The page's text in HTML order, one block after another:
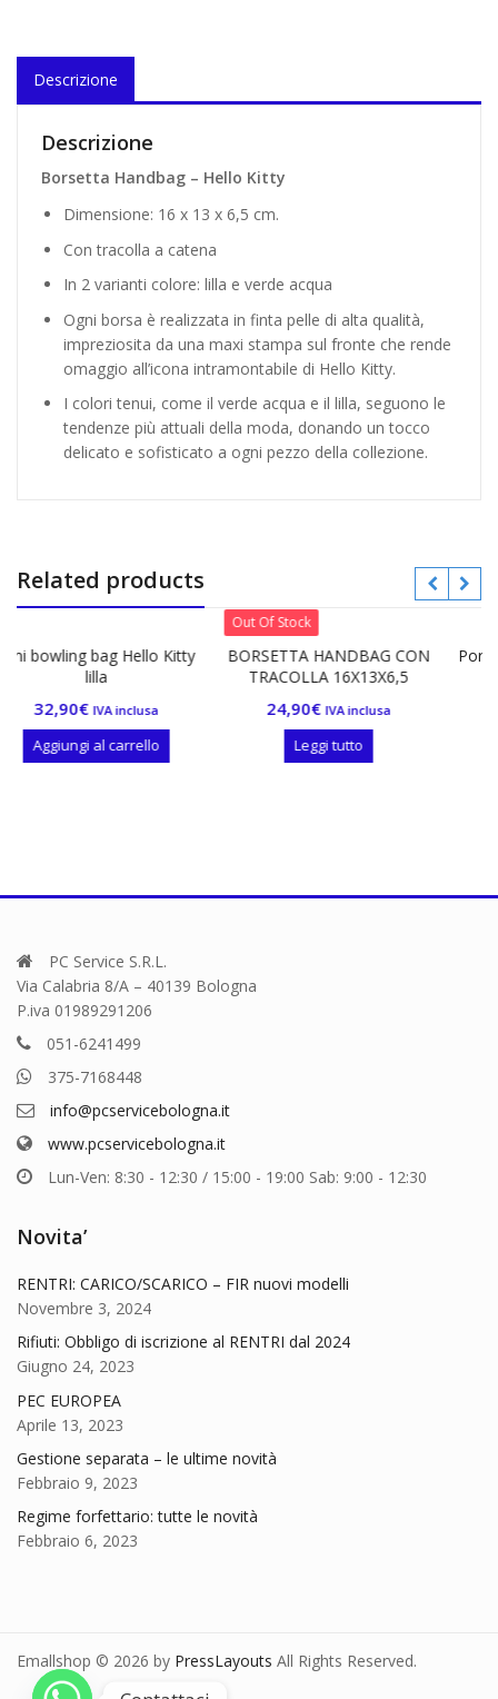
Descrizione
Descrizione
Borsetta Handbag – Hello Kitty
Dimensione: 16 x 13 x 6,5 cm.
Con tracolla a catena
In 2 varianti colore: lilla e verde acqua
Ogni borsa è realizzata in finta pelle di alta qualità,
impreziosita da una maxi stampa sul fronte che rende
omaggio all’icona intramontabile di Hello Kitty.
I colori tenui, come il verde acqua e il lilla, seguono le
tendenze più attuali della moda, donando un tocco
delicato e sofisticato a ogni pezzo della collezione.
Related products
Hello Kitty
IVA inclusa
al carrello
BORSETTA HANDBAG CON
TRACOLLA 16X13X6,5
IVA inclusa
Portamonete
PC Service S.R.L.
Via Calabria 8/A – 40139 Bologna
P.iva 01989291206
051-6241499
375-7168448
info@pcservicebologna.it
www.pcservicebologna.it
Lun-Ven: 8:30 - 12:30 / 15:00 - 19:00 Sab: 9:00 - 12:30
Novita’
RENTRI: CARICO/SCARICO – FIR nuovi modelli
Novembre 3, 2024
Rifiuti: Obbligo di iscrizione al RENTRI dal 2024
Giugno 24, 2023
PEC EUROPEA
Aprile 13, 2023
Gestione separata – le ultime novità
Febbraio 9, 2023
Regime forfettario: tutte le novità
Febbraio 6, 2023
Emallshop © 2026 by PressLayouts All Rights Reserved.